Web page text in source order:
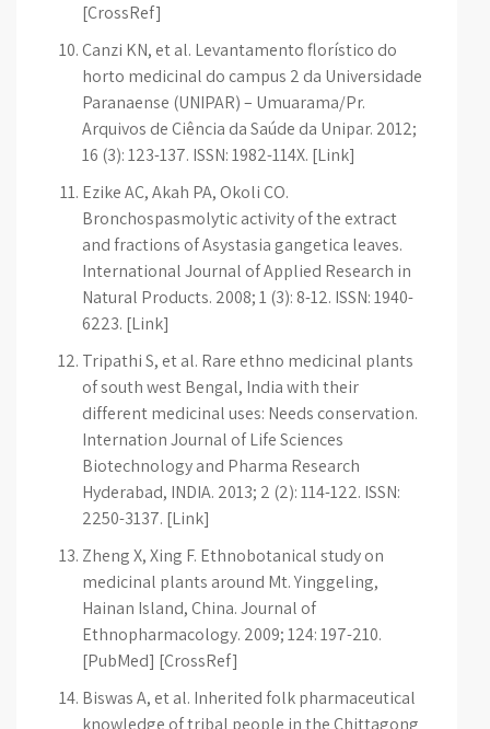
[CrossRef]
Canzi KN, et al. Levantamento florístico do
horto medicinal do campus 2 da Universidade
Paranaense (UNIPAR) – Umuarama/Pr.
Arquivos de Ciência da Saúde da Unipar. 2012;
16 (3): 123-137. ISSN: 1982-114X. [Link]
Ezike AC, Akah PA, Okoli CO.
Bronchospasmolytic activity of the extract
and fractions of Asystasia gangetica leaves.
International Journal of Applied Research in
Natural Products. 2008; 1 (3): 8-12. ISSN: 1940-
6223. [Link]
Tripathi S, et al. Rare ethno medicinal plants
of south west Bengal, India with their
different medicinal uses: Needs conservation.
Internation Journal of Life Sciences
Biotechnology and Pharma Research
Hyderabad, INDIA. 2013; 2 (2): 114-122. ISSN:
2250-3137. [Link]
Zheng X, Xing F. Ethnobotanical study on
medicinal plants around Mt. Yinggeling,
Hainan Island, China. Journal of
Ethnopharmacology. 2009; 124: 197-210.
[PubMed] [CrossRef]
Biswas A, et al. Inherited folk pharmaceutical
knowledge of tribal people in the Chittagong